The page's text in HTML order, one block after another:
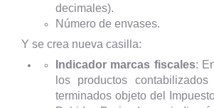
decimales).
Número de envases.
Y se crea nueva casilla:
Indicador marcas fiscales:
los productos
terminados objeto del